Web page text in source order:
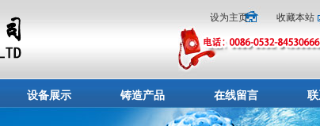
设为主页 收藏本站
设备展示 铸造产品 在线留言